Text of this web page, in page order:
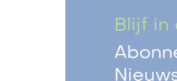
Blijf in